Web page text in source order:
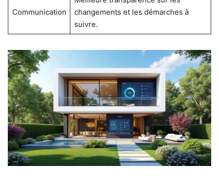
Communication
changements et les démarches à
suivre.